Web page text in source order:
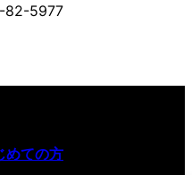
82-5977
めての方